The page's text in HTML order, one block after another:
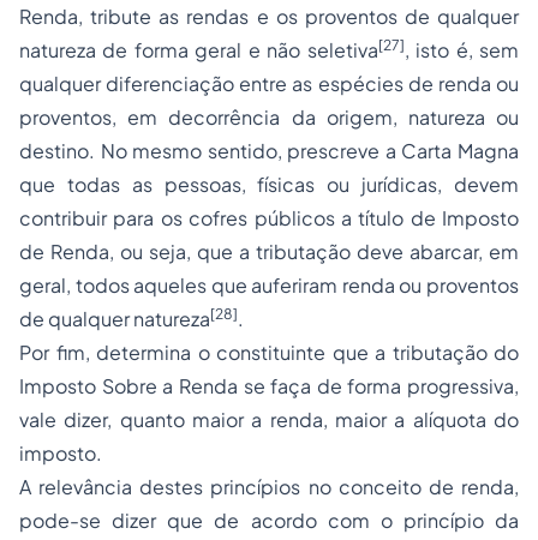
Renda, tribute as rendas e os proventos de qualquer
natureza de forma geral e não seletiva[27], isto é, sem
qualquer diferenciação entre as espécies de renda ou
proventos, em decorrência da origem, natureza ou
destino. No mesmo sentido, prescreve a Carta Magna
que todas as pessoas, físicas ou jurídicas, devem
contribuir para os cofres públicos a título de Imposto
de Renda, ou seja, que a tributação deve abarcar, em
geral, todos aqueles que auferiram renda ou proventos
de qualquer natureza[28].
Por fim, determina o constituinte que a tributação do
Imposto Sobre a Renda se faça de forma progressiva,
vale dizer, quanto maior a renda, maior a alíquota do
imposto.
A relevância destes princípios no conceito de renda,
pode-se dizer que de acordo com o princípio da